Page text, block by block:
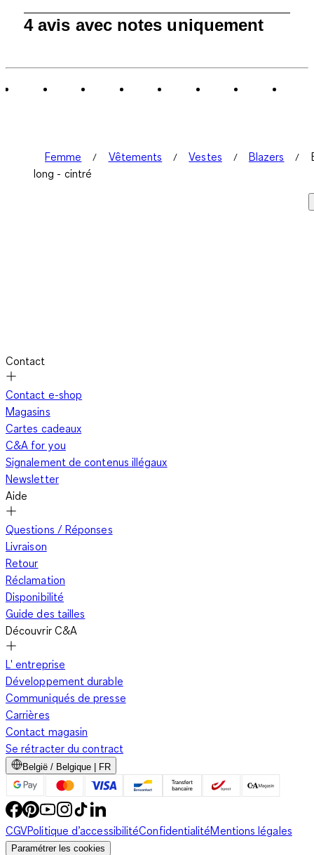
sur
4 avis avec notes uniquement
Femme Vêtements Vestes Blazers
long - cintré
Contact
Contact e-shop
Magasins
Cartes cadeaux
C&A for you
Signalement de contenus illégaux
Newsletter
Aide
Questions / Réponses
Livraison
Retour
Réclamation
Disponibilité
Guide des tailles
Découvrir C&A
L' entreprise
Développement durable
Communiqués de presse
Carrières
Contact magasin
Se rétracter du contract
België / Belgique | FR
CGVPolitique d’accessibilitéConfidentialitéMentions légales
Paramétrer les cookies